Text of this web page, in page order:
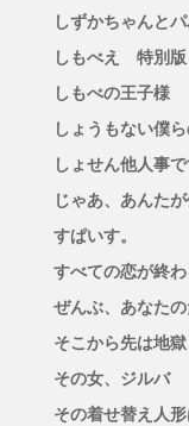
しずかちゃんと
しもべえ 特別版
しもべの王子様
しょうもない僕
しょせん他人事
じゃあ、あんた
すぱいす。
すべての恋が終
ぜんぶ、あなた
そこから先は地獄
その女、ジルバ
その着せ替え人